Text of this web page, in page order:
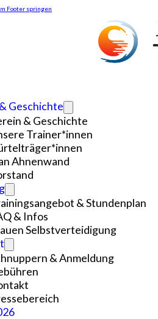
Footer springen
Geschichte
& Geschichte
Trainer*innen
Ahnenwand
& Stundenplan
& Infos
Selbstverteidigung
& Anmeldung